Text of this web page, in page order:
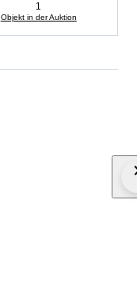
1
Objekt in der Auktion